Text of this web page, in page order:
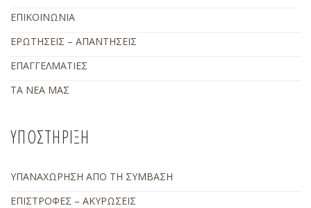
ΕΠΙΚΟΙΝΩΝΙΑ
ΕΡΩΤΗΣΕΙΣ – ΑΠΑΝΤΗΣΕΙΣ
ΕΠΑΓΓΕΛΜΑΤΙΕΣ
ΤΑ ΝΕΑ ΜΑΣ
ΥΠΟΣΤΗΡΙΞΗ
ΥΠΑΝΑΧΩΡΗΣΗ ΑΠΟ ΤΗ ΣΥΜΒΑΣΗ
ΕΠΙΣΤΡΟΦΕΣ – ΑΚΥΡΩΣΕΙΣ